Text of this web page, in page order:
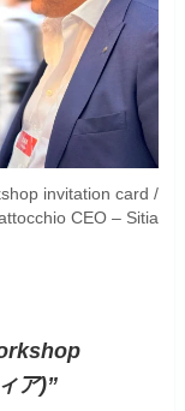
invitation card /
CEO – Sitia
ア)”